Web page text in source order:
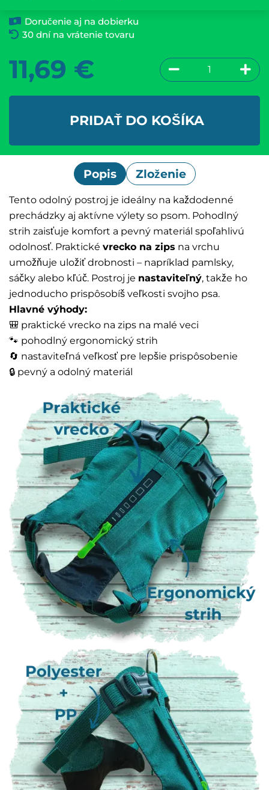
Doručenie aj na dobierku
30 dní na vrátenie tovaru
11,69 €
PRIDAŤ DO KOŠÍKA
Popis Zloženie
Tento odolný postroj je ideálny na každodenné
prechádzky aj aktívne výlety so psom. Pohodlný
strih zaisťuje komfort a pevný materiál spoľahlivú
odolnosť. Praktické vrecko na zips na vrchu
umožňuje uložiť drobnosti – napríklad pamlsky,
sáčky alebo kľúč. Postroj je nastaviteľný, takže ho
jednoducho prispôsobíš veľkosti svojho psa.
Hlavné výhody:
🎒 praktické vrecko na zips na malé veci
🐾 pohodlný ergonomický strih
🔄 nastaviteľná veľkosť pre lepšie prispôsobenie
🔒 pevný a odolný materiál